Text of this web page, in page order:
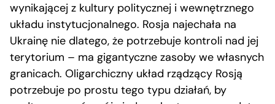
wynikającej z kultury politycznej i wewnętrznego
układu instytucjonalnego. Rosja najechała na
Ukrainę nie dlatego, że potrzebuje kontroli nad jej
terytorium – ma gigantyczne zasoby we własnych
granicach. Oligarchiczny układ rządzący Rosją
potrzebuje po prostu tego typu działań, by